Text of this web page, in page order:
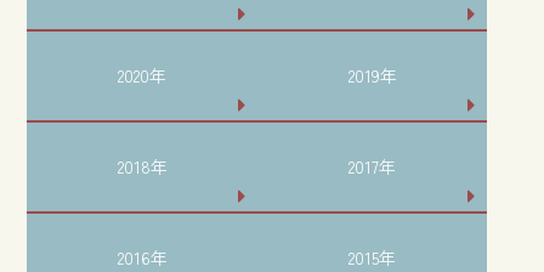
2020年 2019年
2018年 2017年
2016年 2015年